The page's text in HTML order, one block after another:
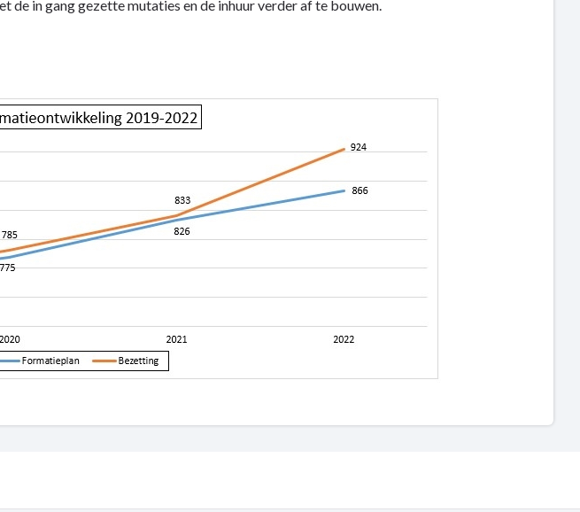
de in gang gezette mutaties en de inhuur verder af te bouwen.